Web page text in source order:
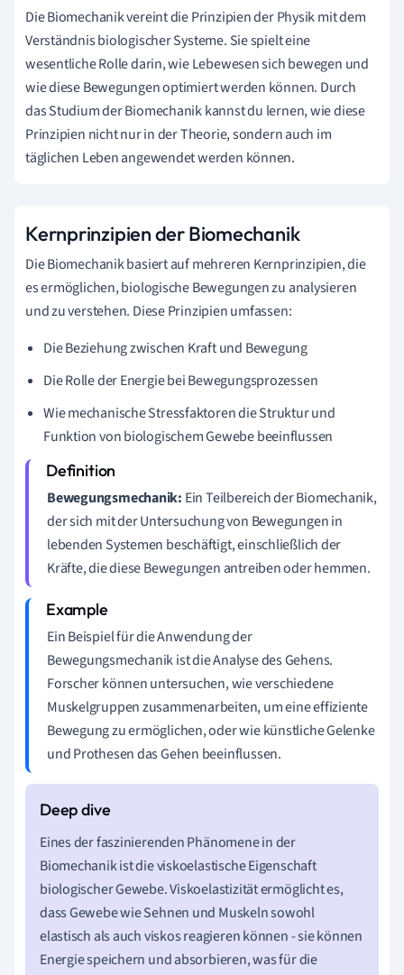
Die Biomechanik vereint die Prinzipien der Physik mit dem
Verständnis biologischer Systeme. Sie spielt eine
wesentliche Rolle darin, wie Lebewesen sich bewegen und
wie diese Bewegungen optimiert werden können. Durch
das Studium der Biomechanik kannst du lernen, wie diese
Prinzipien nicht nur in der Theorie, sondern auch im
täglichen Leben angewendet werden können.
Kernprinzipien der Biomechanik
Die Biomechanik basiert auf mehreren Kernprinzipien, die
es ermöglichen, biologische Bewegungen zu analysieren
und zu verstehen. Diese Prinzipien umfassen:
Die Beziehung zwischen Kraft und Bewegung
Die Rolle der Energie bei Bewegungsprozessen
Wie mechanische Stressfaktoren die Struktur und
Funktion von biologischem Gewebe beeinflussen
Bewegungsmechanik: Ein Teilbereich der Biomechanik,
der sich mit der Untersuchung von Bewegungen in
lebenden Systemen beschäftigt, einschließlich der
Kräfte, die diese Bewegungen antreiben oder hemmen.
Ein Beispiel für die Anwendung der
Bewegungsmechanik ist die Analyse des Gehens.
Forscher können untersuchen, wie verschiedene
Muskelgruppen zusammenarbeiten, um eine effiziente
Bewegung zu ermöglichen, oder wie künstliche Gelenke
und Prothesen das Gehen beeinflussen.
Eines der faszinierenden Phänomene in der
Biomechanik ist die viskoelastische Eigenschaft
biologischer Gewebe. Viskoelastizität ermöglicht es,
dass Gewebe wie Sehnen und Muskeln sowohl
elastisch als auch viskos reagieren können - sie können
Energie speichern und absorbieren, was für die